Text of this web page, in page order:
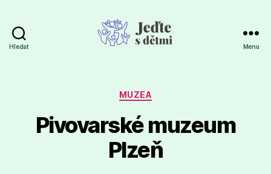
Hledat Menu
Rubriky
MUZEA
Pivovarské muzeum
Plzeň